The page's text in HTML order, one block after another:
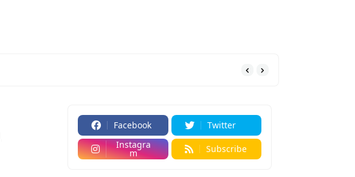
Facebook
Twitter
Instagra
m Subscribe